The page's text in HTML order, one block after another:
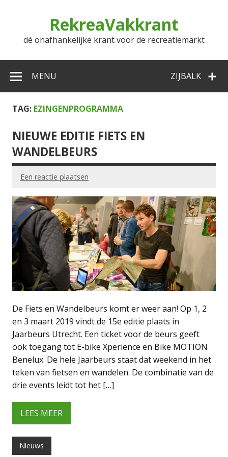
RekreaVakkrant
dé onafhankelijke krant voor de recreatiemarkt
ZIJBALK
MENU
TAG: EZINGENPROGRAMMA
NIEUWE EDITIE FIETS EN
WANDELBEURS
Een reactie plaatsen
De Fiets en Wandelbeurs komt er weer aan! Op 1, 2
en 3 maart 2019 vindt de 15e editie plaats in
Jaarbeurs Utrecht. Een ticket voor de beurs geeft
ook toegang tot E-bike Xperience en Bike MOTION
Benelux. De hele Jaarbeurs staat dat weekend in het
teken van fietsen en wandelen. De combinatie van de
drie events leidt tot het […]
LEES MEER
Nieuws